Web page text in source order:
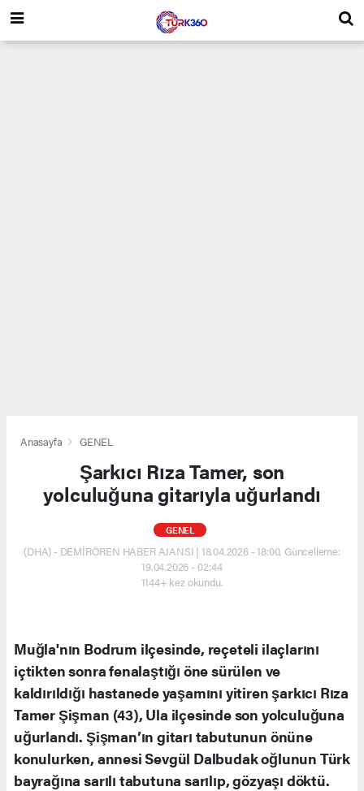
Anasayfa GENEL
Şarkıcı Rıza Tamer, son
yolculuğuna gitarıyla uğurlandı
GENEL
(DHA) - DEMİRÖREN HABER AJANSI | 18.04.2026 - 18:00, Güncelleme:
19.04.2026 - 02:44
1144+ kez okundu.
Muğla'nın Bodrum ilçesinde, reçeteli ilaçlarını
içtikten sonra fenalaştığı öne sürülen ve
kaldırıldığı hastanede yaşamını yitiren şarkıcı Rıza
Tamer Şişman (43), Ula ilçesinde son yolculuğuna
uğurlandı. Şişman’ın gitarı tabutunun önüne
konulurken, annesi Sevgül Dalbudak oğlunun Türk
bayrağına sarılı tabutuna sarılıp, gözyaşı döktü.